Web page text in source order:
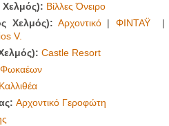
Βίλλες Όνειρο
Χελμός): Αρχοντικό | ΦΙΝΤΑΫ
V.
Castle Resort
Αρχοντικό Γεροφώτη